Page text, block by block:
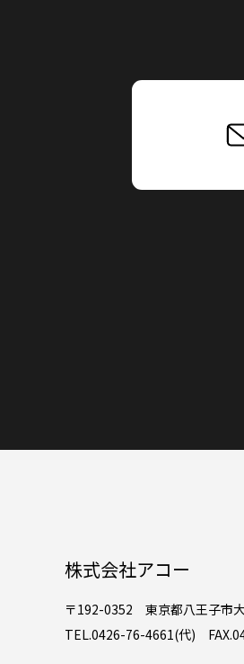
株式会社アコー
〒192-0352 東京都八王子市
TEL.0426-76-4661(代)